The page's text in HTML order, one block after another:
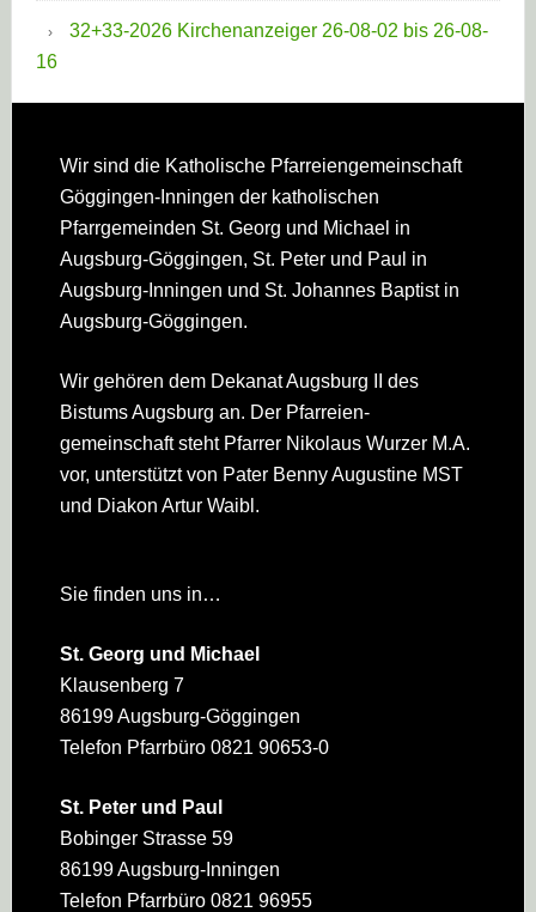
32+33-2026 Kirchenanzeiger 26-08-02 bis 26-08-
16
Footer
Wir sind die Katholische Pfarreien­gemeinschaft
Göggingen-Inningen der katholischen
Pfarrgemeinden St. Georg und Michael in
Augsburg-Göggingen, St. Peter und Paul in
Augsburg-Inningen und St. Johannes Baptist in
Augsburg-Göggingen.
Wir gehören dem Dekanat Augsburg II des
Bistums Augsburg an. Der Pfarreien­
gemeinschaft steht Pfarrer Nikolaus Wurzer M.A.
vor, unterstützt von Pater Benny Augustine MST
und Diakon Artur Waibl.
Sie finden uns in…
St. Georg und Michael
Klausenberg 7
86199 Augsburg-Göggingen
Telefon Pfarrbüro 0821 90653-0
St. Peter und Paul
Bobinger Strasse 59
86199 Augsburg-Inningen
Telefon Pfarrbüro 0821 96955